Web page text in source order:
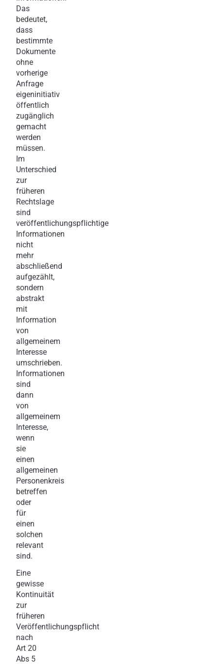
Das
bedeutet,
dass
bestimmte
Dokumente
ohne
vorherige
Anfrage
eigeninitiativ
öffentlich
zugänglich
gemacht
werden
müssen.
Im
Unterschied
zur
früheren
Rechtslage
sind
veröffentlichungspflichtige
Informationen
nicht
mehr
abschließend
aufgezählt,
sondern
abstrakt
mit
Information
von
allgemeinem
Interesse
umschrieben.
Informationen
sind
dann
von
allgemeinem
Interesse,
wenn
sie
einen
allgemeinen
Personenkreis
betreffen
oder
für
einen
solchen
relevant
sind.
Eine
gewisse
Kontinuität
zur
früheren
Veröffentlichungspflicht
nach
Art 20
Abs 5